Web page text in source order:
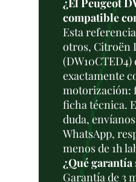
¿El Peugeot
compatible
Esta
otros, Citroën
exactamente
motorización:
ficha técnica.
duda,
WhatsApp,
menos de 1h
¿Qué garantía
Garantía de 3